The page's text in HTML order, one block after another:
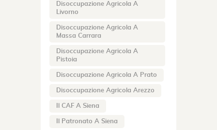
Disoccupazione Agricola A
Livorno
Disoccupazione Agricola A
Massa Carrara
Disoccupazione Agricola A
Pistoia
Disoccupazione Agricola A Prato
Disoccupazione Agricola Arezzo
Il CAF A Siena
Il Patronato A Siena